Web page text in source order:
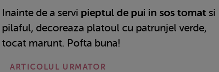
Inainte de a servi pieptul de pui in sos tomat si
pilaful, decoreaza platoul cu patrunjel verde,
tocat marunt. Pofta buna!
ARTICOLUL URMATOR